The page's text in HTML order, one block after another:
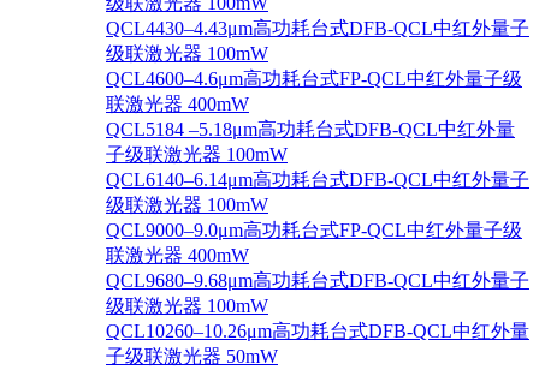
QCL4430–4.43μm高功耗台式DFB-QCL中红外量子
级联激光器 100mW
QCL4600–4.6μm高功耗台式FP-QCL中红外量子级
联激光器 400mW
QCL5184 –5.18μm高功耗台式DFB-QCL中红外量
子级联激光器 100mW
QCL6140–6.14μm高功耗台式DFB-QCL中红外量子
级联激光器 100mW
QCL9000–9.0μm高功耗台式FP-QCL中红外量子级
联激光器 400mW
QCL9680–9.68μm高功耗台式DFB-QCL中红外量子
级联激光器 100mW
QCL10260–10.26μm高功耗台式DFB-QCL中红外量
子级联激光器 50mW